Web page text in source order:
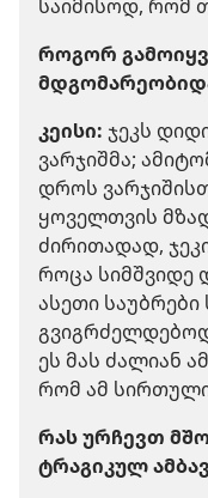
საიმისოდ, რომ
როგორ
კეისი: ჯეკს
ვარჯიშმა;
დროს
ყოველთვის
ძირითადად,
როცა სიმშვიდე
ასეთი საუბრები
ეს მას ძალიან
რომ ამ
რას ურჩევთ
ტრაგიკულ